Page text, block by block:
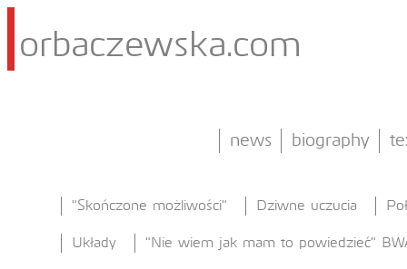
orbaczewska.com
news biography
"Skończone możliwości" Dziwne uczucia
Układy "Nie wiem jak mam to powiedzieć"